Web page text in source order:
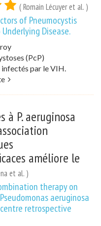
( Romain Lécuyer et al. )
of Pneumocystis
Disease.
(PcP)
infectés par le VIH.
à P. aeruginosa
améliore le
et al. )
therapy on
aeruginosa
retrospective